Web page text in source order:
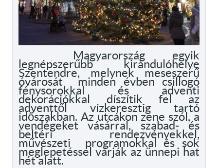
Magyarország egyik
legnépszerűbb kirándulóhelye
Szentendre, melynek meseszerű
óvárosát minden évben csillogó
fénysorokkal és adventi
dekorációkkal díszítik fel az
adventtől vízkeresztig tartó
időszakban. Az utcákon zene szól, a
vendégeket vásárral, szabad- és
beltéri rendezvényekkel,
művészeti programokkal és sok
meglepetéssel várják az ünnepi hat
hét alatt.